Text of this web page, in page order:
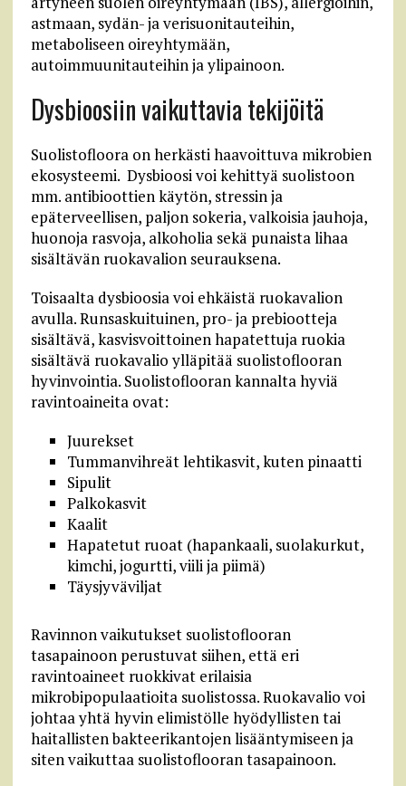
astmaan, sydän- ja verisuonitauteihin,
metaboliseen oireyhtymään,
autoimmuunitauteihin ja ylipainoon.
Dysbioosiin vaikuttavia tekijöitä
Suolistofloora on herkästi haavoittuva mikrobien
ekosysteemi. Dysbioosi voi kehittyä suolistoon
mm. antibioottien käytön, stressin ja
epäterveellisen, paljon sokeria, valkoisia jauhoja,
huonoja rasvoja, alkoholia sekä punaista lihaa
sisältävän ruokavalion seurauksena.
Toisaalta dysbioosia voi ehkäistä ruokavalion
avulla. Runsaskuituinen, pro- ja prebiootteja
sisältävä, kasvisvoittoinen hapatettuja ruokia
sisältävä ruokavalio ylläpitää suolistoflooran
hyvinvointia. Suolistoflooran kannalta hyviä
ravintoaineita ovat:
Juurekset
Tummanvihreät lehtikasvit, kuten pinaatti
Sipulit
Palkokasvit
Kaalit
Hapatetut ruoat (hapankaali, suolakurkut,
kimchi, jogurtti, viili ja piimä)
Täysjyväviljat
Ravinnon vaikutukset suolistoflooran
tasapainoon perustuvat siihen, että eri
ravintoaineet ruokkivat erilaisia
mikrobipopulaatioita suolistossa. Ruokavalio voi
johtaa yhtä hyvin elimistölle hyödyllisten tai
haitallisten bakteerikantojen lisääntymiseen ja
siten vaikuttaa suolistoflooran tasapainoon.